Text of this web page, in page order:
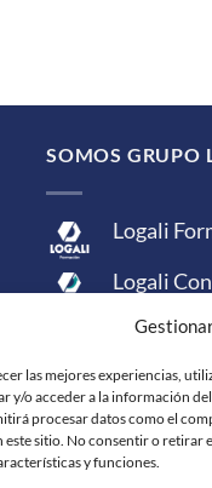
las mejores experiencias,
y/o acceder a la información
procesar datos como el
este sitio. No consentir o retirar
y funciones.
SOMOS GRUPO
Logali
Logali
Logali